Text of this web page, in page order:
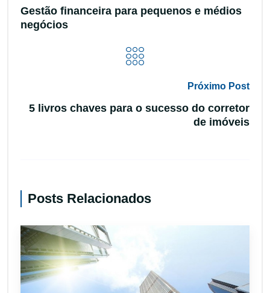
Gestão financeira para pequenos e médios
negócios
Próximo Post
5 livros chaves para o sucesso do corretor
de imóveis
Posts Relacionados